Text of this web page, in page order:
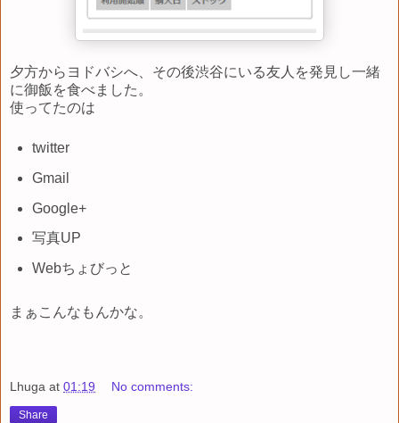
夕方からヨドバシへ、その後渋谷にいる友人を発見し一緒
に御飯を食べました。
使ってたのは
twitter
Gmail
Google+
写真UP
Webちょびっと
まぁこんなもんかな。
Lhuga at 01:19 No comments:
Share